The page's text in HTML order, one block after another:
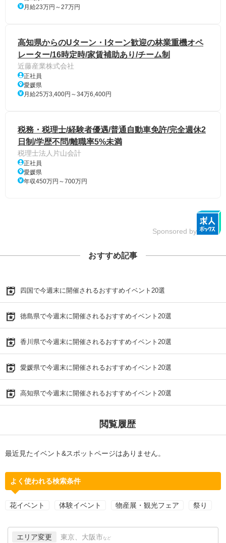
月給23万円～27万円
高知県からのUターン・Iターン歓迎の林業重機オペ
レーター/16時定時/家賃補助あり/チーム制
近藤産業株式会社
正社員
愛媛県
月給25万3,400円～34万6,400円
税務・税理士/経験者優遇/普通自動車免許/完全週休2
日制/学歴不問/離職率5%未満
税理士法人片山会計
正社員
愛媛県
年収450万円～700万円
Sponsored by
おすすめ記事
四国で今週末に開催されるおすすめイベント20選
徳島県で今週末に開催されるおすすめイベント20選
香川県で今週末に開催されるおすすめイベント20選
愛媛県で今週末に開催されるおすすめイベント20選
高知県で今週末に開催されるおすすめイベント20選
閲覧履歴
最近見たイベント&スポットページはありません。
よく使われる検索条件
花イベント 体験イベント 物産展・観光フェア 祭り
エリア変更 東京、大阪市 など